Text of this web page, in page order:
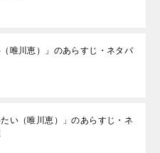
（唯川恵）」のあらすじ・ネタバ
たい（唯川恵）」のあらすじ・ネ